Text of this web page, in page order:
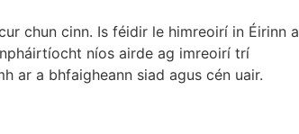
chun cinn. Is féidir le himreoirí in Éirinn a
níos airde ag imreoirí trí
ar a bhfaigheann siad agus cén uair.